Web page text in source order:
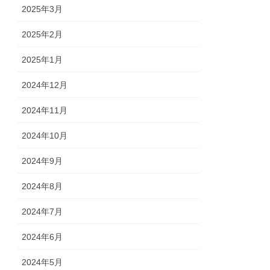
2025年3月
2025年2月
2025年1月
2024年12月
2024年11月
2024年10月
2024年9月
2024年8月
2024年7月
2024年6月
2024年5月